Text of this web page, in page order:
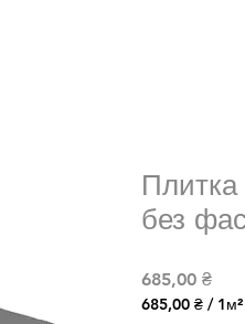
без
685,00 ₴Цена
685,00 ₴ / 1м²